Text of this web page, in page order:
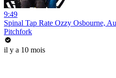
9:49
Spinal Tap Rate Ozzy Osbourne,
Pitchfork
il y a 10 mois